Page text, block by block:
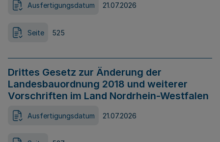
Ausfertigungsdatum 21.07.2026
Seite 525
Drittes Gesetz zur Änderung der
Landesbauordnung 2018 und weiterer
Vorschriften im Land Nordrhein-Westfalen
Ausfertigungsdatum 21.07.2026